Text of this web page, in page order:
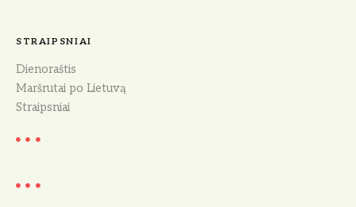
STRAIPSNIAI
Dienoraštis
Maršrutai po Lietuvą
Straipsniai